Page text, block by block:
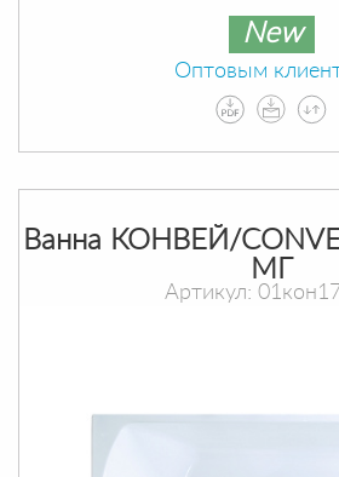
New
Оптовым
Ванна КОНВЕЙ/
МГ
Артикул: